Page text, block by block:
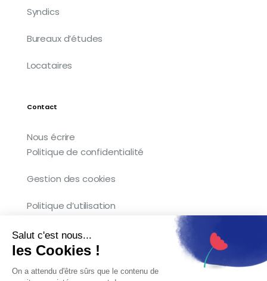
Salut c'est nous...
les Cookies !
On a attendu d'être sûrs que le contenu de
Syndics
Bureaux d’études
Locataires
Contact
Nous écrire
Politique de confidentialité
Gestion des cookies
Politique d’utilisation
Copyright © 2026 Kocliko. Tous droits
réservés.